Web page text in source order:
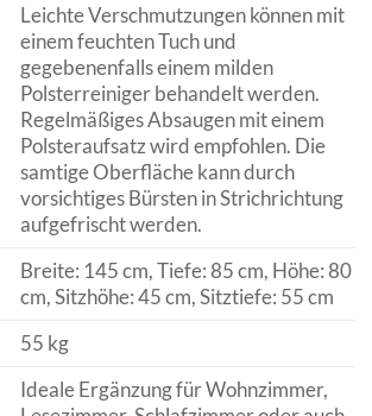
Leichte Verschmutzungen können mit
einem feuchten Tuch und
gegebenenfalls einem milden
Polsterreiniger behandelt werden.
Regelmäßiges Absaugen mit einem
Polsteraufsatz wird empfohlen. Die
samtige Oberfläche kann durch
vorsichtiges Bürsten in Strichrichtung
aufgefrischt werden.
Breite: 145 cm, Tiefe: 85 cm, Höhe: 80
cm, Sitzhöhe: 45 cm, Sitztiefe: 55 cm
55 kg
Ideale Ergänzung für Wohnzimmer,